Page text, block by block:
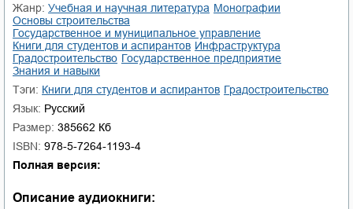
Жанр:
учебная и научная литература
монографии
основы строительства
государственное и муниципальное управление
книги для студентов и аспирантов
инфраструктура
градостроительство
государственное предприятие
знания и навыки
Тэги:
книги для студентов и аспирантов
градостроительство
Язык: Русский
Размер: 385662 Кб
ISBN: 978-5-7264-1193-4
Полная версия:
Описание аудиокниги: